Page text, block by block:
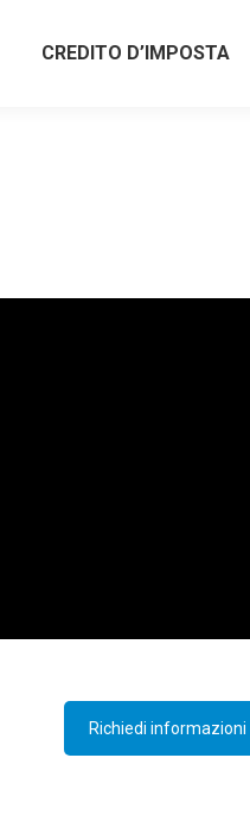
CREDITO D’IMPOSTA
Richiedi informazioni